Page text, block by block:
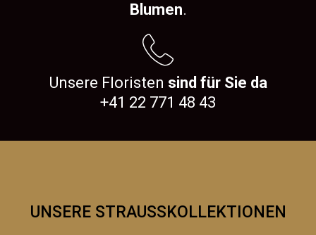
Blumen.
Unsere Floristen sind für Sie da
+41 22 771 48 43
UNSERE STRAUSSKOLLEKTIONEN